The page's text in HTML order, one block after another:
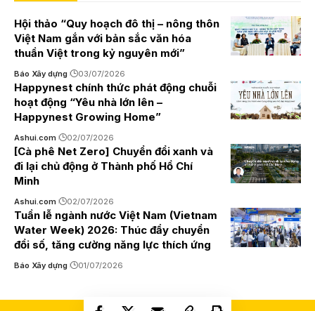
Hội thảo “Quy hoạch đô thị – nông thôn
Việt Nam gắn với bản sắc văn hóa
thuần Việt trong kỷ nguyên mới”
Báo Xây dựng 03/07/2026
Happynest chính thức phát động chuỗi
hoạt động “Yêu nhà lớn lên –
Happynest Growing Home”
Ashui.com 02/07/2026
[Cà phê Net Zero] Chuyển đổi xanh và
đi lại chủ động ở Thành phố Hồ Chí
Minh
Ashui.com 02/07/2026
Tuần lễ ngành nước Việt Nam (Vietnam
Water Week) 2026: Thúc đẩy chuyển
đổi số, tăng cường năng lực thích ứng
Báo Xây dựng 01/07/2026